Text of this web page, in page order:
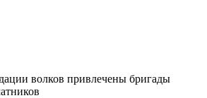
волков привлечены бригады